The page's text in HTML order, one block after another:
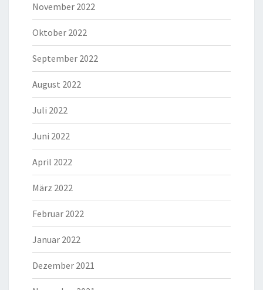
November 2022
Oktober 2022
September 2022
August 2022
Juli 2022
Juni 2022
April 2022
März 2022
Februar 2022
Januar 2022
Dezember 2021